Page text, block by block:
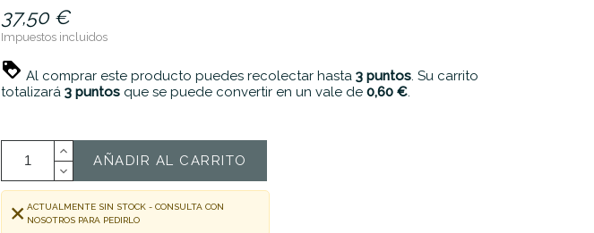
37,50 €
Impuestos incluidos
Al comprar este producto puedes recolectar hasta 3 puntos. Su carrito
totalizará 3 puntos que se puede convertir en un vale de 0,60 €.
AÑADIR AL CARRITO
ACTUALMENTE SIN STOCK - CONSULTA CON
NOSOTROS PARA PEDIRLO